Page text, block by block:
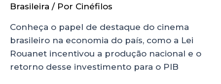
Brasileira / Por Cinéfilos
Conheça o papel de destaque do cinema
brasileiro na economia do país, como a Lei
Rouanet incentivou a produção nacional e o
retorno desse investimento para o PIB